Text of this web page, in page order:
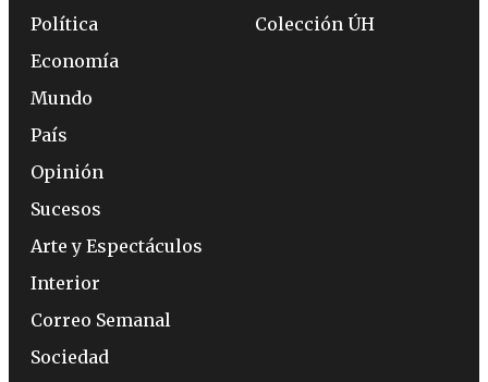
Política
Economía
Mundo
País
Opinión
Sucesos
Arte y Espectáculos
Interior
Correo Semanal
Sociedad
Colección ÚH